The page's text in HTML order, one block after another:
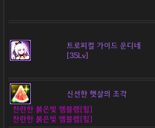
트로피컬 가이드 운디네
[35Lv]
신선한 햇살의 조각
찬란한 붉은빛 엠블렘[힘]
찬란한 붉은빛 엠블렘[힘]